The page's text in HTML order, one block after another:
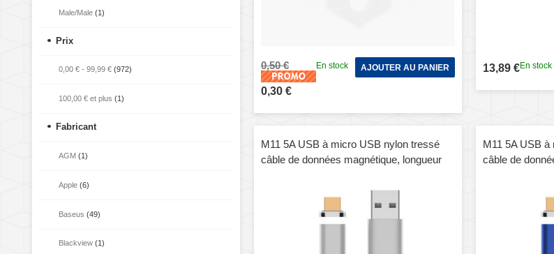
0,50 €
0,30 €
En stock AJOUTER AU PANIER 13,89 €En stock
M11 5A USB à micro USB nylon tressé
câble de données magnétique, longueur
M11 5A USB
câble de
Male/Male (1)
Prix
0,00 € - 99,99 € (972)
100,00 € et plus (1)
Fabricant
AGM (1)
Apple (6)
Baseus (49)
Blackview (1)